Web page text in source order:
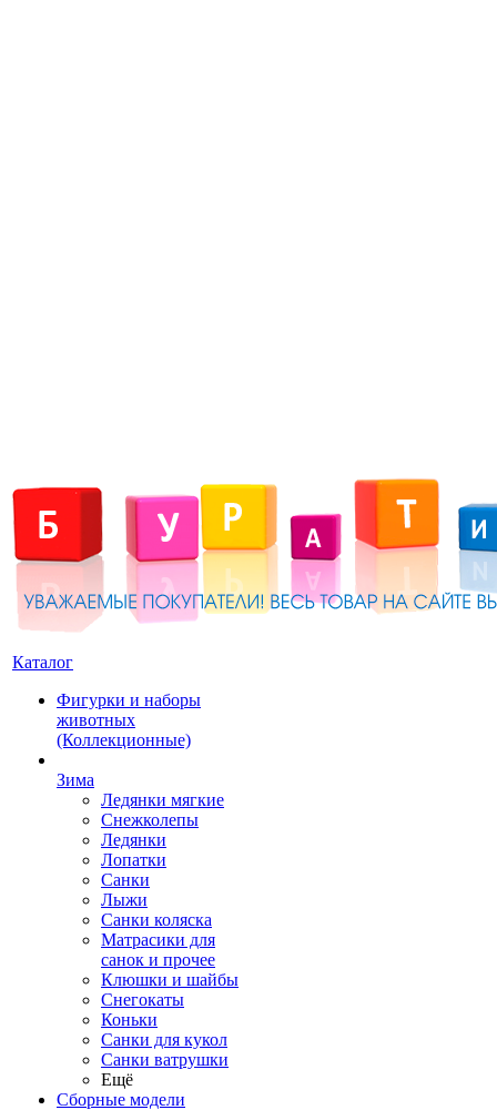
Каталог
Фигурки и наборы
животных
(Коллекционные)
Зима
Ледянки мягкие
Снежколепы
Ледянки
Лопатки
Санки
Лыжи
Санки коляска
Матрасики для
санок и прочее
Клюшки и шайбы
Снегокаты
Коньки
Санки для кукол
Санки ватрушки
Ещё
Сборные модели